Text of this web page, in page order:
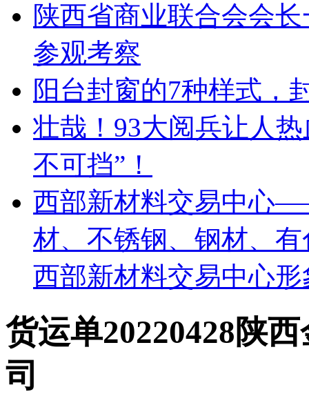
陕西省商业联合会会
参观考察
阳台封窗的7种样式，
壮哉！93大阅兵让人
不可挡”！
西部新材料交易中心
材、不锈钢、钢材、
西部新材料交易中心
货运单20220428陕
司